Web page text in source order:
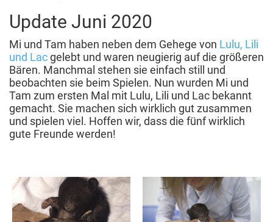
Update Juni 2020
Mi und Tam haben neben dem Gehege von Lulu, Lili
und Lacgelebt und waren neugierig auf die größeren
Bären. Manchmal stehen sie einfach still und
beobachten sie beim Spielen. Nun wurden Mi und
Tam zum ersten Mal mit Lulu, Lili und Lac bekannt
gemacht. Sie machen sich wirklich gut zusammen
und spielen viel. Hoffen wir, dass die fünf wirklich
gute Freunde werden!